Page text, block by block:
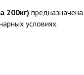
200кг)
условиях.